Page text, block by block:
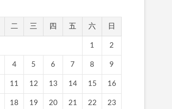
二 三 四 五 六 日
1 2
4 5 6 7 8 9
11 12 13 14 15 16
18 19 20 21 22 23